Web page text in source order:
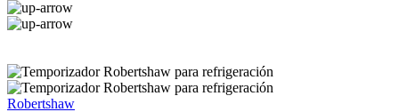
Robertshaw